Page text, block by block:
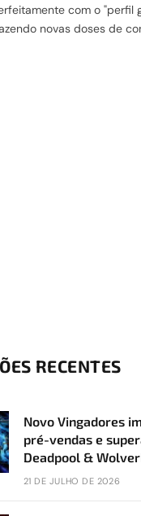
com o "perfil
novas doses de
RECENTES
Novo Vingadores
pré-vendas e
Deadpool &
21 DE JULHO DE 2026